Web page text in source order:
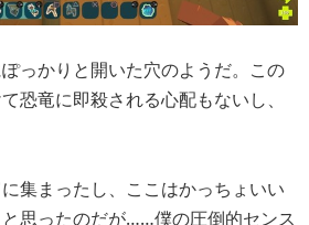
っかりと開いた穴のようだ。この
恐竜に即殺される心配もないし、
集まったし、ここはかっちょいい
思ったのだが……僕の圧倒的センス